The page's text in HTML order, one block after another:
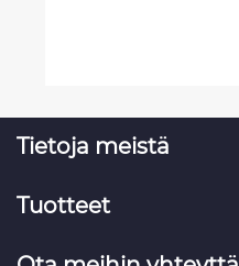
Tietoja meistä
Tuotteet